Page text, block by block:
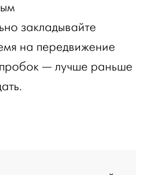
закладывайте
на передвижение
— лучше раньше